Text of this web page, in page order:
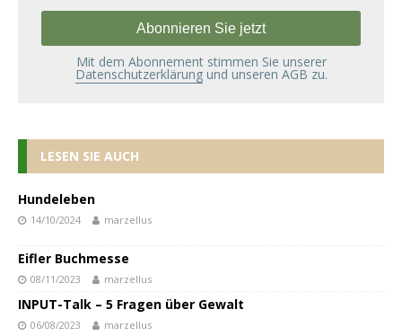
Mit dem Abonnement stimmen Sie unserer
Datenschutzerklärungund unseren AGB zu.
LESEN SIE AUCH
Hundeleben
14/10/2024 marzellus
Eifler Buchmesse
08/11/2023 marzellus
INPUT-Talk – 5 Fragen über Gewalt
06/08/2023 marzellus